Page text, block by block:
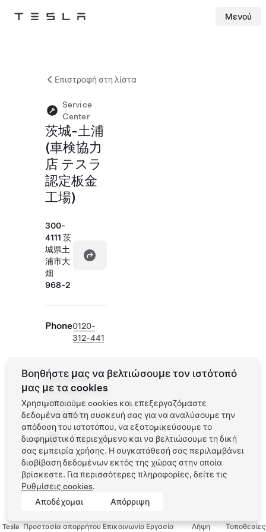
Tesla Μενού
Επιστροφή στη λίστα
Service
Center
茨城-土浦
(車検協力
店 テスラ
認定板金
工場)
300-
4111 茨
城県土
浦市大
畑
968-2
Phone0120-
312-441
Πρόσθετες
λειτουργίες της
Tesla στην
τοποθεσία
vendor_collision
Tesla Προστασία απορρήτου Επικοινωνία Εργασία Λήψη Τοποθεσίες
Βοηθήστε μας να βελτιώσουμε τον ιστότοπό
μας με τα cookies
Χρησιμοποιούμε cookies και επεξεργαζόμαστε
δεδομένα από τη συσκευή σας για να αναλύσουμε την
απόδοση του ιστοτόπου, να εξατομικεύσουμε το
διαφημιστικό περιεχόμενο και να βελτιώσουμε τη δική
σας εμπειρία χρήσης. Η συγκατάθεσή σας περιλαμβάνει
διαβίβαση δεδομένων εκτός της χώρας στην οποία
βρίσκεστε. Για περισσότερες πληροφορίες, δείτε τις
Ρυθμίσεις cookies.
Αποδέχομαι
Απόρριψη